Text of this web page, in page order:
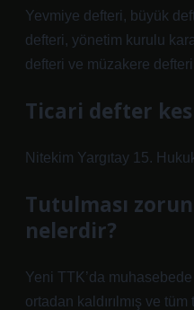
Yevmiye defteri, büyük
defteri, yönetim kurulu
defteri ve müzakere
Ticari defter
Nitekim Yargıtay 15.
Tutulması
nelerdir?
Yeni TTK’da
ortadan kaldırılmış ve